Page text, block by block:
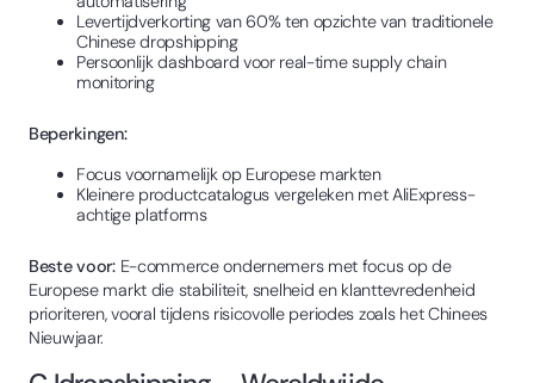
Levertijdverkorting van 60% ten opzichte van traditionele
Chinese dropshipping
Persoonlijk dashboard voor real-time supply chain
monitoring
Beperkingen:
Focus voornamelijk op Europese markten
Kleinere productcatalogus vergeleken met AliExpress-
achtige platforms
Beste voor:E-commerce ondernemers met focus op de
Europese markt die stabiliteit, snelheid en klanttevredenheid
prioriteren, vooral tijdens risicovolle periodes zoals het Chinees
Nieuwjaar.